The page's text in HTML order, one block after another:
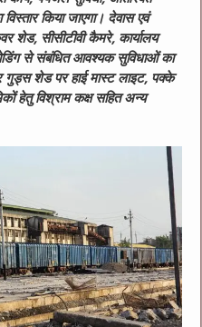
किया जाएगा। देवास एवं
शेड, सीसीटीवी कैमरे, कार्यालय
से संबंधित आवश्यक सुविधाओं का
गुड्स शेड पर हाई मास्ट लाइट, पक्के
हेतु विश्राम कक्ष सहित अन्य